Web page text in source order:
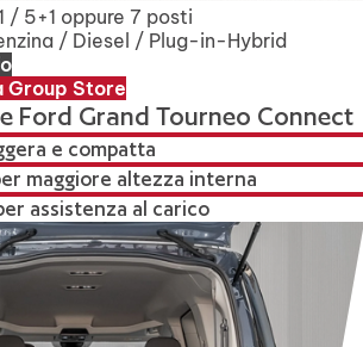
/ 5+1 oppure 7 posti
/ Diesel / Plug-in-Hybrid
Group Store
Ford Grand Tourneo Connect
e compatta
maggiore altezza interna
assistenza al carico